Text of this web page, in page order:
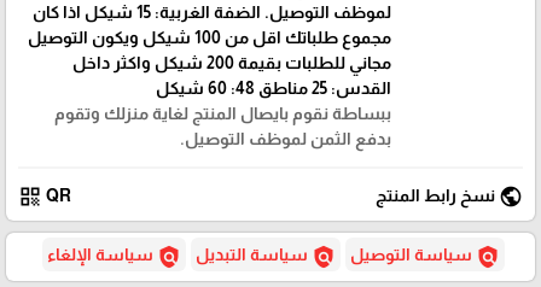
لموظف التوصيل. الضفة الغربية: 15 شيكل اذا كان
مجموع طلباتك اقل من 100 شيكل ويكون التوصيل
مجاني للطلبات بقيمة 200 شيكل واكثر داخل
القدس: 25 مناطق 48: 60 شيكل
ببساطة نقوم بايصال المنتج لغاية منزلك وتقوم
بدفع الثمن لموظف التوصيل.
public نسخ رابط المنتج QR
qr_code
policy سياسة التوصيل policy سياسة التبديل policy سياسة الإلغاء